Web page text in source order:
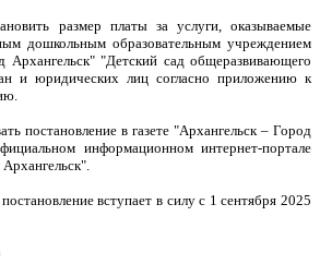
размер платы за услуги, оказываемые
дошкольным образовательным учреждением
Архангельск" "Детский сад общеразвивающего
и юридических лиц согласно приложению к
постановление в газете "Архангельск – Город
информационном интернет-портале
вступает в силу с 1 сентября 2025